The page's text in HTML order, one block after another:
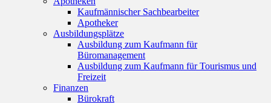
Kaufmännischer Sachbearbeiter
Apotheker
Ausbildungsplätze
Ausbildung zum Kaufmann für
Büromanagement
Ausbildung zum Kaufmann für Tourismus und
Freizeit
Finanzen
Bürokraft